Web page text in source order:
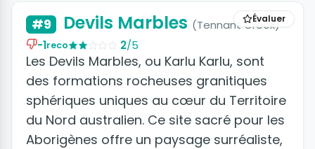
Évaluer
#9 Devils Marbles (Tennant Creek)
-1reco 2/5
Les Devils Marbles, ou Karlu Karlu, sont
des formations rocheuses granitiques
sphériques uniques au cœur du Territoire
du Nord australien. Ce site sacré pour les
Aborigènes offre un paysage surréaliste,